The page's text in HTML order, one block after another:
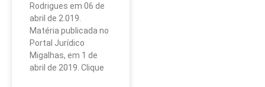
Rodrigues em 06 de
abril de 2.019.
Matéria publicada no
Portal Jurídico
Migalhas, em 1 de
abril de 2019. Clique